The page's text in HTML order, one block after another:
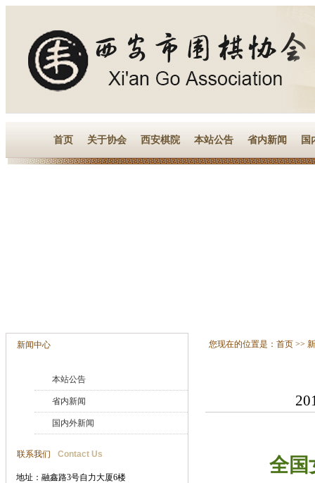
首页 关于协会 西安棋院 本站公告 省内新闻 国
新闻中心
本站公告
省内新闻
国内外新闻
联系我们 Contact Us
地址：融鑫路3号自力大厦6楼
您现在的位置是： 首页 >>
全国女子